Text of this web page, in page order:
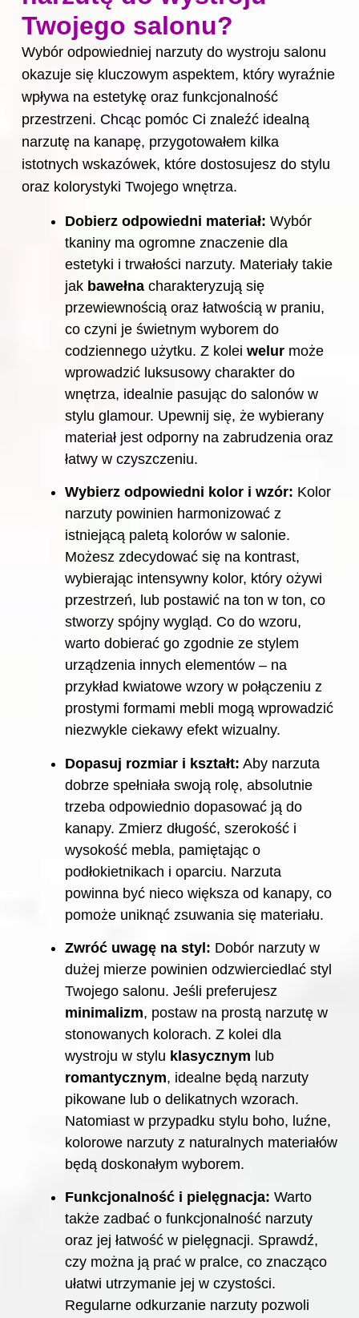
Twojego salonu?
Wybór odpowiedniej narzuty do wystroju salonu
okazuje się kluczowym aspektem, który wyraźnie
wpływa na estetykę oraz funkcjonalność
przestrzeni. Chcąc pomóc Ci znaleźć idealną
narzutę na kanapę, przygotowałem kilka
istotnych wskazówek, które dostosujesz do stylu
oraz kolorystyki Twojego wnętrza.
Dobierz odpowiedni materiał: Wybór
tkaniny ma ogromne znaczenie dla
estetyki i trwałości narzuty. Materiały takie
jak bawełna charakteryzują się
przewiewnością oraz łatwością w praniu,
co czyni je świetnym wyborem do
codziennego użytku. Z kolei welur może
wprowadzić luksusowy charakter do
wnętrza, idealnie pasując do salonów w
stylu glamour. Upewnij się, że wybierany
materiał jest odporny na zabrudzenia oraz
łatwy w czyszczeniu.
Wybierz odpowiedni kolor i wzór: Kolor
narzuty powinien harmonizować z
istniejącą paletą kolorów w salonie.
Możesz zdecydować się na kontrast,
wybierając intensywny kolor, który ożywi
przestrzeń, lub postawić na ton w ton, co
stworzy spójny wygląd. Co do wzoru,
warto dobierać go zgodnie ze stylem
urządzenia innych elementów – na
przykład kwiatowe wzory w połączeniu z
prostymi formami mebli mogą wprowadzić
niezwykle ciekawy efekt wizualny.
Dopasuj rozmiar i kształt: Aby narzuta
dobrze spełniała swoją rolę, absolutnie
trzeba odpowiednio dopasować ją do
kanapy. Zmierz długość, szerokość i
wysokość mebla, pamiętając o
podłokietnikach i oparciu. Narzuta
powinna być nieco większa od kanapy, co
pomoże uniknąć zsuwania się materiału.
Zwróć uwagę na styl: Dobór narzuty w
dużej mierze powinien odzwierciedlać styl
Twojego salonu. Jeśli preferujesz
minimalizm, postaw na prostą narzutę w
stonowanych kolorach. Z kolei dla
wystroju w stylu klasycznym lub
romantycznym, idealne będą narzuty
pikowane lub o delikatnych wzorach.
Natomiast w przypadku stylu boho, luźne,
kolorowe narzuty z naturalnych materiałów
będą doskonałym wyborem.
Funkcjonalność i pielęgnacja: Warto
także zadbać o funkcjonalność narzuty
oraz jej łatwość w pielęgnacji. Sprawdź,
czy można ją prać w pralce, co znacząco
ułatwi utrzymanie jej w czystości.
Regularne odkurzanie narzuty pozwoli